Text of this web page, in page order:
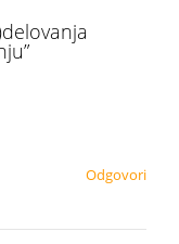
”
Odgovori